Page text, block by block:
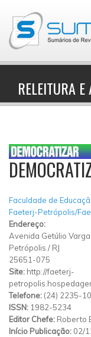
RELEITURA
Faculdade de
Faeterj-Petrópolis/
Endereço:
Avenida Getúlio
Petrópolis / RJ
25651-075
Site: http://faeterj-
Telefone: (24) 2235-
ISSN: 1982-5234
Editor Chefe: Roberto
Início Publicação: 02/